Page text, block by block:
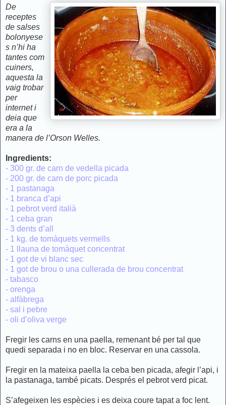
De
receptes
de salses
bolonyese
s n’hi ha
tantes com
cuiners,
aquesta la
vaig trobar
per
internet i
deia que
era a la
manera de l’Orson Welles.
Ingredients:
- 300 gr. de carn de vedella picada
- 200 gr. de carn de porc picada
- 1 pastanaga
- 1 branca d’api
- 1 pebrot verd italià
- 1 ceba gran
- 3 dents d’all
- 1 kg. de tomàquets vermells
- 1 llauna de tomàquet concentrat
- 1 got de vi blanc sec
- 1 got de brou o una cullerada de brou concentrat
- tabasco
- orenga
- alfàbrega
- sal i pebre
- oli d’oliva verge
Fregir les carns en una paella, remenant bé per tal que
quedi separada i no en bloc. Reservar en una cassola.
Fregir en la mateixa paella la ceba ben picada, afegir l’api, i
la pastanaga, també picats. Després el pebrot verd picat.
S’afegeixen les espècies i es deixa coure tapat a foc lent.